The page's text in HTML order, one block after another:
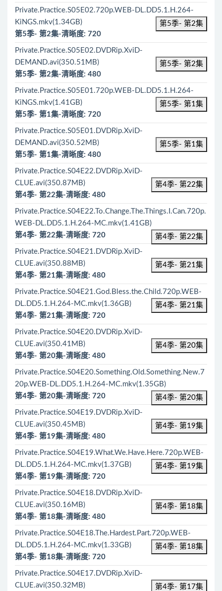
Private.Practice.S05E02.720p.WEB-DL.DD5.1.H.264-
KiNGS.mkv(1.34GB)
第5季- 第2集
第5季- 第2集-清晰度: 720
Private.Practice.S05E02.DVDRip.XviD-
DEMAND.avi(350.51MB)
第5季- 第2集
第5季- 第2集-清晰度: 480
Private.Practice.S05E01.720p.WEB-DL.DD5.1.H.264-
KiNGS.mkv(1.41GB)
第5季- 第1集
第5季- 第1集-清晰度: 720
Private.Practice.S05E01.DVDRip.XviD-
DEMAND.avi(350.52MB)
第5季- 第1集
第5季- 第1集-清晰度: 480
Private.Practice.S04E22.DVDRip.XviD-
CLUE.avi(350.87MB)
第4季- 第22集
第4季- 第22集-清晰度: 480
Private.Practice.S04E22.To.Change.The.Things.I.Can.720p.
WEB-DL.DD5.1.H.264-MC.mkv(1.41GB)
第4季- 第22集
第4季- 第22集-清晰度: 720
Private.Practice.S04E21.DVDRip.XviD-
CLUE.avi(350.88MB)
第4季- 第21集
第4季- 第21集-清晰度: 480
Private.Practice.S04E21.God.Bless.the.Child.720p.WEB-
DL.DD5.1.H.264-MC.mkv(1.36GB)
第4季- 第21集
第4季- 第21集-清晰度: 720
Private.Practice.S04E20.DVDRip.XviD-
CLUE.avi(350.41MB)
第4季- 第20集
第4季- 第20集-清晰度: 480
Private.Practice.S04E20.Something.Old.Something.New.7
20p.WEB-DL.DD5.1.H.264-MC.mkv(1.35GB)
第4季- 第20集
第4季- 第20集-清晰度: 720
Private.Practice.S04E19.DVDRip.XviD-
CLUE.avi(350.45MB)
第4季- 第19集
第4季- 第19集-清晰度: 480
Private.Practice.S04E19.What.We.Have.Here.720p.WEB-
DL.DD5.1.H.264-MC.mkv(1.37GB)
第4季- 第19集
第4季- 第19集-清晰度: 720
Private.Practice.S04E18.DVDRip.XviD-
CLUE.avi(350.16MB)
第4季- 第18集
第4季- 第18集-清晰度: 480
Private.Practice.S04E18.The.Hardest.Part.720p.WEB-
DL.DD5.1.H.264-MC.mkv(1.33GB)
第4季- 第18集
第4季- 第18集-清晰度: 720
Private.Practice.S04E17.DVDRip.XviD-
CLUE.avi(350.32MB)
第4季- 第17集